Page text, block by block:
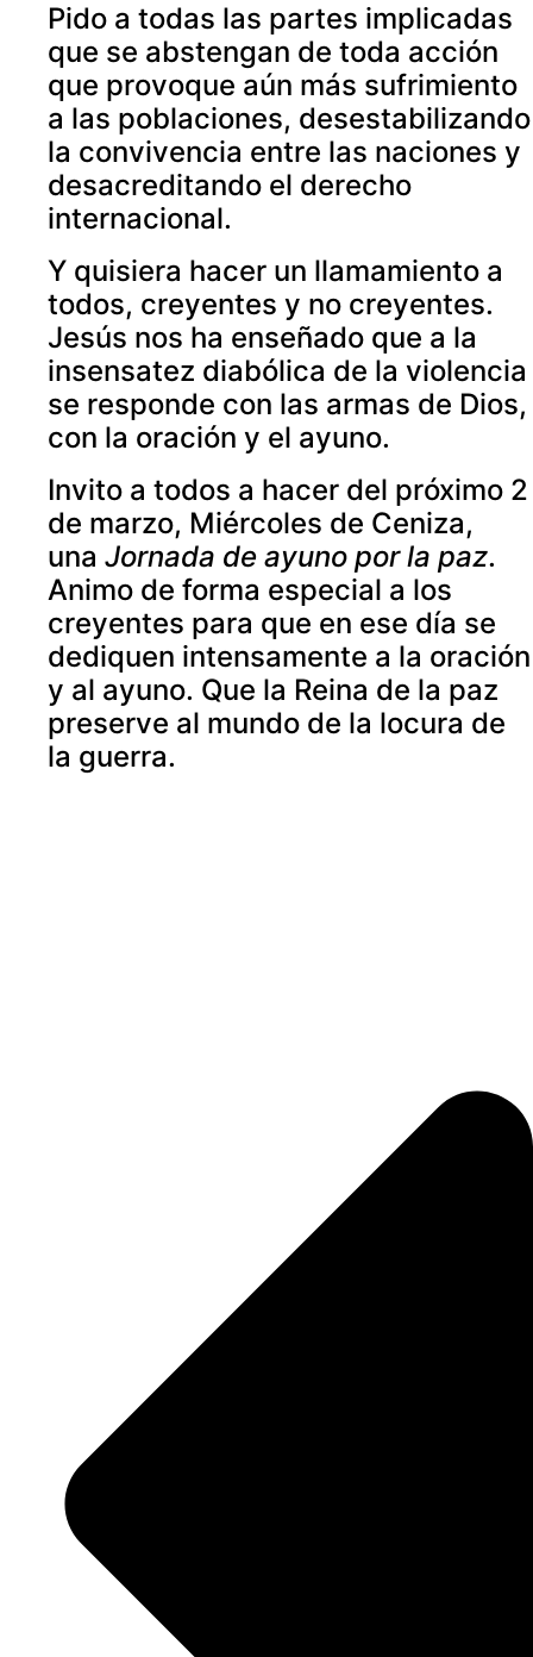
Pido a todas las partes implicadas
que se abstengan de toda acción
que provoque aún más sufrimiento
a las poblaciones, desestabilizando
la convivencia entre las naciones y
desacreditando el derecho
internacional.
Y quisiera hacer un llamamiento a
todos, creyentes y no creyentes.
Jesús nos ha enseñado que a la
insensatez diabólica de la violencia
se responde con las armas de Dios,
con la oración y el ayuno.
Invito a todos a hacer del próximo 2
de marzo, Miércoles de Ceniza,
una Jornada de ayuno por la paz.
Animo de forma especial a los
creyentes para que en ese día se
dediquen intensamente a la oración
y al ayuno. Que la Reina de la paz
preserve al mundo de la locura de
la guerra.